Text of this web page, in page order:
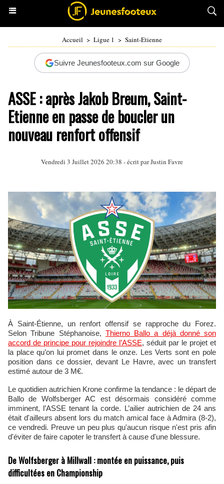
Accueil > Ligue 1 > Saint-Etienne
Suivre Jeunesfooteux.com sur Google
ASSE : après Jakob Breum, Saint-
Etienne en passe de boucler un
nouveau renfort offensif
Vendredi 3 Juillet 2026 20:38 - écrit parJustin Favre
À Saint‑Étienne, un renfort offensif se rapproche du Forez.
Selon Tribune Stéphanoise, Thierno Ballo a déjà donné son
accord de principe pour rejoindre l’ASSE, séduit par le projet et
la place qu’on lui promet dans le onze. Les Verts sont en pole
position dans ce dossier, devant Le Havre, avec un transfert
estimé autour de 3 M€.
Le quotidien autrichien Krone confirme la tendance : le départ de
Ballo de Wolfsberger AC est désormais considéré comme
imminent, l’ASSE tenant la corde. L’ailier autrichien de 24 ans
était d'ailleurs absent lors du match amical face à Admira (8-2),
ce vendredi. Preuve un peu plus qu'aucun risque n'est pris afin
d'éviter de faire capoter le transfert à cause d'une blessure.
De Wolfsberger à Millwall : montée en puissance, puis
difficultées en Championship